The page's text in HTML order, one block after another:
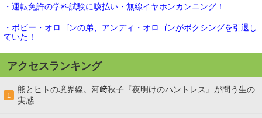
・運転免許の学科試験に咳払い・無線イヤホンカンニング！
・ボビー・オロゴンの弟、アンディ・オロゴンがボクシングを引退し
ていた！
アクセスランキング
1
熊とヒトの境界線。河﨑秋子『夜明けのハントレス』が問う生の
実感